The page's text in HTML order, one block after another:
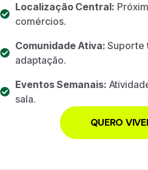
Localização Central:
comércios.
Comunidade Ativa: Suporte
adaptação.
Eventos Semanais:
sala.
QUERO